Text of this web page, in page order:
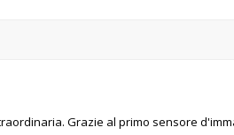
Grazie al primo sensore